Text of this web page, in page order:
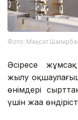
Фото: Мақсат
Әсіресе
жылу
өнімдері
үшін жаңа